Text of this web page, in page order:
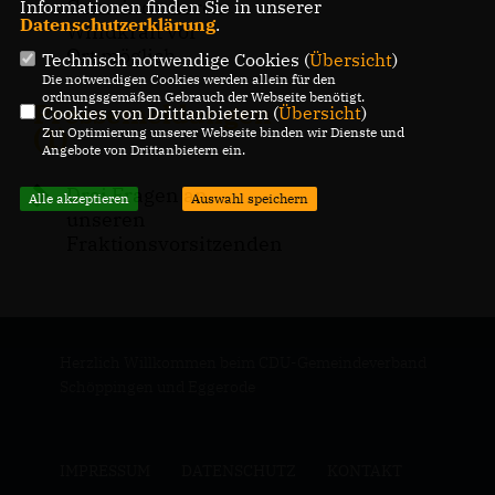
Gemeinde durch
Windkraft vor
Ort möglich
Pressemeldungen
(1)
Drei Fragen an
unseren
Informationen finden Sie in unserer
Datenschutzerklärung.
Technisch notwendige Cookies (Übersicht)
Die notwendigen Cookies werden allein für den
ordnungsgemäßen Gebrauch der Webseite benötigt.
Cookies von Drittanbietern (Übersicht)
Zur Optimierung unserer Webseite binden wir Dienste und
Angebote von Drittanbietern ein.
Alle akzeptieren Auswahl speichern